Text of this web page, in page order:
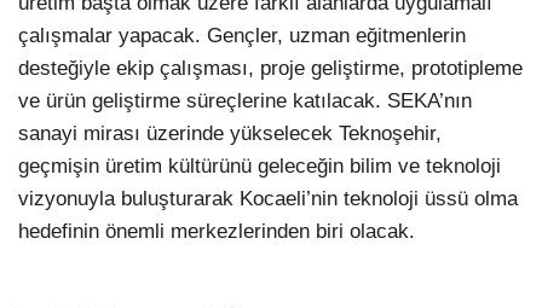
çalışmalar yapacak. Gençler, uzman eğitmenlerin
desteğiyle ekip çalışması, proje geliştirme, prototipleme
ve ürün geliştirme süreçlerine katılacak. SEKA’nın
sanayi mirası üzerinde yükselecek Teknoşehir,
geçmişin üretim kültürünü geleceğin bilim ve teknoloji
vizyonuyla buluşturarak Kocaeli’nin teknoloji üssü olma
hedefinin önemli merkezlerinden biri olacak.